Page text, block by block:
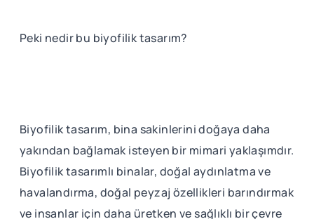
Peki nedir bu biyofilik tasarım?
Biyofilik tasarım, bina sakinlerini doğaya daha
yakından bağlamak isteyen bir mimari yaklaşımdır.
Biyofilik tasarımlı binalar, doğal aydınlatma ve
havalandırma, doğal peyzaj özellikleri barındırmak
ve insanlar için daha üretken ve sağlıklı bir çevre